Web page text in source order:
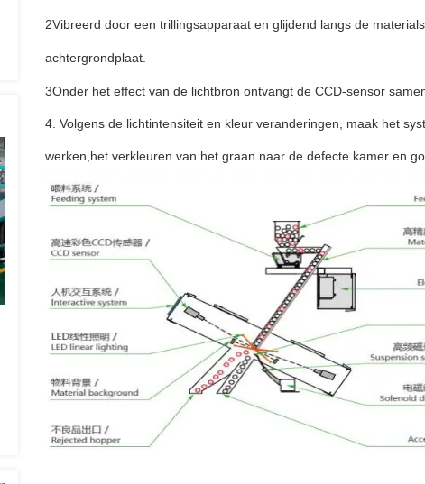
2Vibreerd door een trillingsapparaat en glijdend langs de
achtergrondplaat.
3Onder het effect van de lichtbron ontvangt de CCD-sensor
4. Volgens de lichtintensiteit en kleur veranderingen, maak het
werken,het verkleuren van het graan naar de defecte kamer en